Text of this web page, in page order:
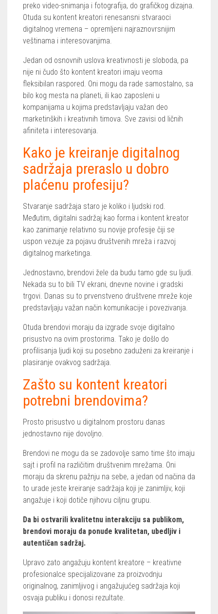
preko video-snimanja i fotografija, do grafičkog dizajna.
Otuda su kontent kreatori renesansni stvaraoci
digitalnog vremena – opremljeni najraznovrsnijim
veštinama i interesovanjima.
Jedan od osnovnih uslova kreativnosti je sloboda, pa
nije ni čudo što kontent kreatori imaju veoma
fleksibilan raspored. Oni mogu da rade samostalno, sa
bilo kog mesta na planeti, ili kao zaposleni u
kompanijama u kojima predstavljaju važan deo
marketinških i kreativnih timova. Sve zavisi od ličnih
afiniteta i interesovanja.
Kako je kreiranje digitalnog
sadržaja preraslo u dobro
plaćenu profesiju?
Stvaranje sadržaja staro je koliko i ljudski rod.
Međutim, digitalni sadržaj kao forma i kontent kreator
kao zanimanje relativno su novije profesije čiji se
uspon vezuje za pojavu društvenih mreža i razvoj
digitalnog marketinga.
Jednostavno, brendovi žele da budu tamo gde su ljudi.
Nekada su to bili TV ekrani, dnevne novine i gradski
trgovi. Danas su to prvenstveno društvene mreže koje
predstavljaju važan način komunikacije i povezivanja.
Otuda brendovi moraju da izgrade svoje digitalno
prisustvo na ovim prostorima. Tako je došlo do
profilisanja ljudi koji su posebno zaduženi za kreiranje i
plasiranje ovakvog sadržaja.
Zašto su kontent kreatori
potrebni brendovima?
Prosto prisustvo u digitalnom prostoru danas
jednostavno nije dovoljno.
Brendovi ne mogu da se zadovolje samo time što imaju
sajt i profil na različitim društvenim mrežama. Oni
moraju da skrenu pažnju na sebe, a jedan od načina da
to urade jeste kreiranje sadržaja koji je zanimljiv, koji
angažuje i koji dotiče njihovu ciljnu grupu.
Da bi ostvarili kvalitetnu interakciju sa publikom,
brendovi moraju da ponude kvalitetan, ubedljiv i
autentičan sadržaj.
Upravo zato angažuju kontent kreatore – kreativne
profesionalce specijalizovane za proizvodnju
originalnog, zanimljivog i angažujućeg sadržaja koji
osvaja publiku i donosi rezultate.